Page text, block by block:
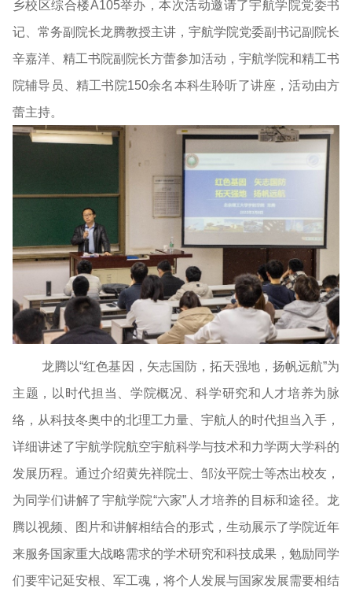
乡校区综合楼A105举办，本次活动邀请了宇航学院党委书
记、常务副院长龙腾教授主讲，宇航学院党委副书记副院长
辛嘉洋、精工书院副院长方蕾参加活动，宇航学院和精工书
院辅导员、精工书院150余名本科生聆听了讲座，活动由方
蕾主持。
龙腾以“红色基因，矢志国防，拓天强地，扬帆远航”为
主题，以时代担当、学院概况、科学研究和人才培养为脉
络，从科技冬奥中的北理工力量、宇航人的时代担当入手，
详细讲述了宇航学院航空宇航科学与技术和力学两大学科的
发展历程。通过介绍黄先祥院士、邹汝平院士等杰出校友，
为同学们讲解了宇航学院“六家”人才培养的目标和途径。龙
腾以视频、图片和讲解相结合的形式，生动展示了学院近年
来服务国家重大战略需求的学术研究和科技成果，勉励同学
们要牢记延安根、军工魂，将个人发展与国家发展需要相结